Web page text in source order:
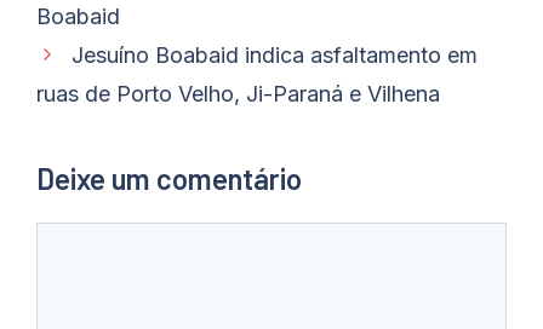
Boabaid
Jesuíno Boabaid indica asfaltamento em
ruas de Porto Velho, Ji-Paraná e Vilhena
Deixe um comentário